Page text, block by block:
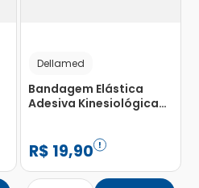
Dellamed
Bandagem Elástica
Adesiva Kinesiológica
R$ 19,90